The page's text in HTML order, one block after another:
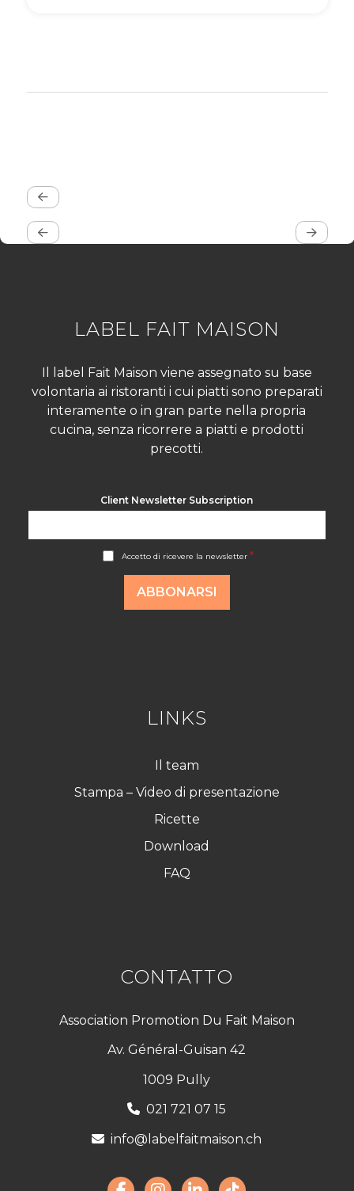
LABEL FAIT MAISON
Il label Fait Maison viene assegnato su base
volontaria ai ristoranti i cui piatti sono preparati
interamente o in gran parte nella propria
cucina, senza ricorrere a piatti e prodotti
precotti.
Client Newsletter Subscription
Accetto di ricevere la newsletter *
ABBONARSI
LINKS
Il team
Stampa – Video di presentazione
Ricette
Download
FAQ
CONTATTO
Association Promotion Du Fait Maison
Av. Général-Guisan 42
1009 Pully
021 721 07 15
info@labelfaitmaison.ch